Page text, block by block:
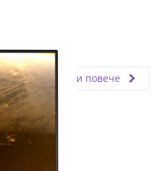
Прочети повече